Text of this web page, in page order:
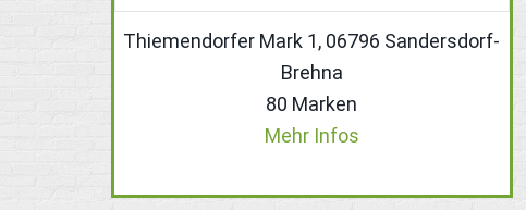
Thiemendorfer Mark 1, 06796 Sandersdorf-
Brehna
80 Marken
Mehr Infos